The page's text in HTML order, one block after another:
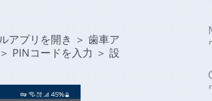
アプリを開き ＞ 歯車ア
PINコードを入力 ＞ 設